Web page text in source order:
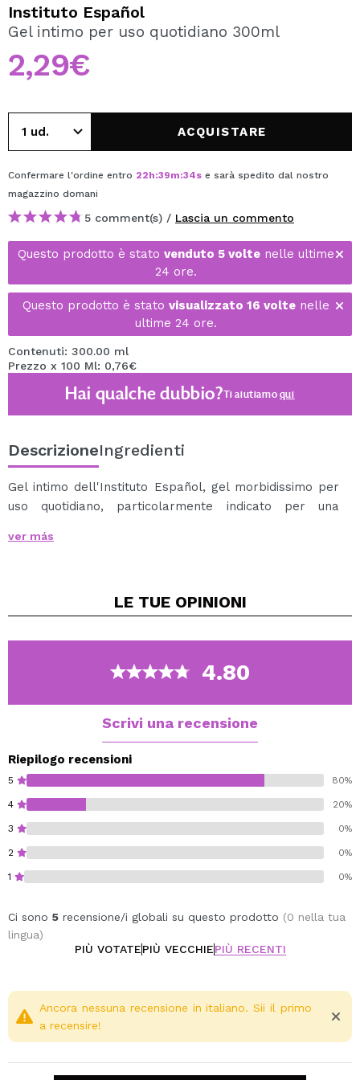
Creando un account su Maquibeauty.it potrai fare i tuoi
acquisti velocemente, controllare lo stato dei tuoi ordini e
consultare le tue operazioni precedenti.
CREARE UN ACCOUNT
Instituto Español
Gel intimo per uso quotidiano 300ml
2,29€
ACQUISTARE
Confermare l'ordine entro 22h:39m:34s e sarà spedito dal nostro
magazzino domani
5 comment(s) / Lascia un commento
Questo prodotto è stato venduto 5 volte nelle ultime
24 ore.
Questo prodotto è stato visualizzato 16 volte nelle
ultime 24 ore.
Contenuti: 300.00 ml
Prezzo x 100 Ml: 0,76€
Hai qualche dubbio?Ti aiutiamoqui
DescrizioneIngredienti
Gel intimo dell'Instituto Español, gel morbidissimo per
uso quotidiano, particolarmente indicato per una
delle donne.
Aiuta inoltre ad avere una pelle sana con la massima
ottenendo una naturale idratazione nei tessuti delle
Dermatologicamente testato
ver más
LE TUE OPINIONI
4.80
Scrivi una recensione
Riepilogo recensioni
5 80%
4 20%
3 0%
2 0%
1 0%
Ci sono 5 recensione/i globali su questo prodotto (0 nella tua
lingua)
PIÙ VOTATEPIÙ VECCHIEPIÙ RECENTI
Ancora nessuna recensione in italiano. Sii il primo
a recensire!